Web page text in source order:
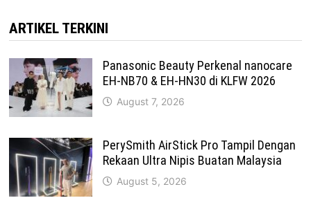
ARTIKEL TERKINI
Panasonic Beauty Perkenal nanocare
EH-NB70 & EH-HN30 di KLFW 2026
August 7, 2026
PerySmith AirStick Pro Tampil Dengan
Rekaan Ultra Nipis Buatan Malaysia
August 5, 2026